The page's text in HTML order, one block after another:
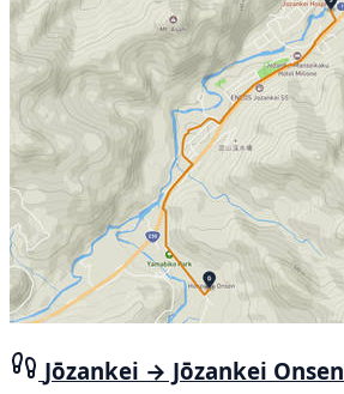
Jōzankei → Jōzankei Onsen